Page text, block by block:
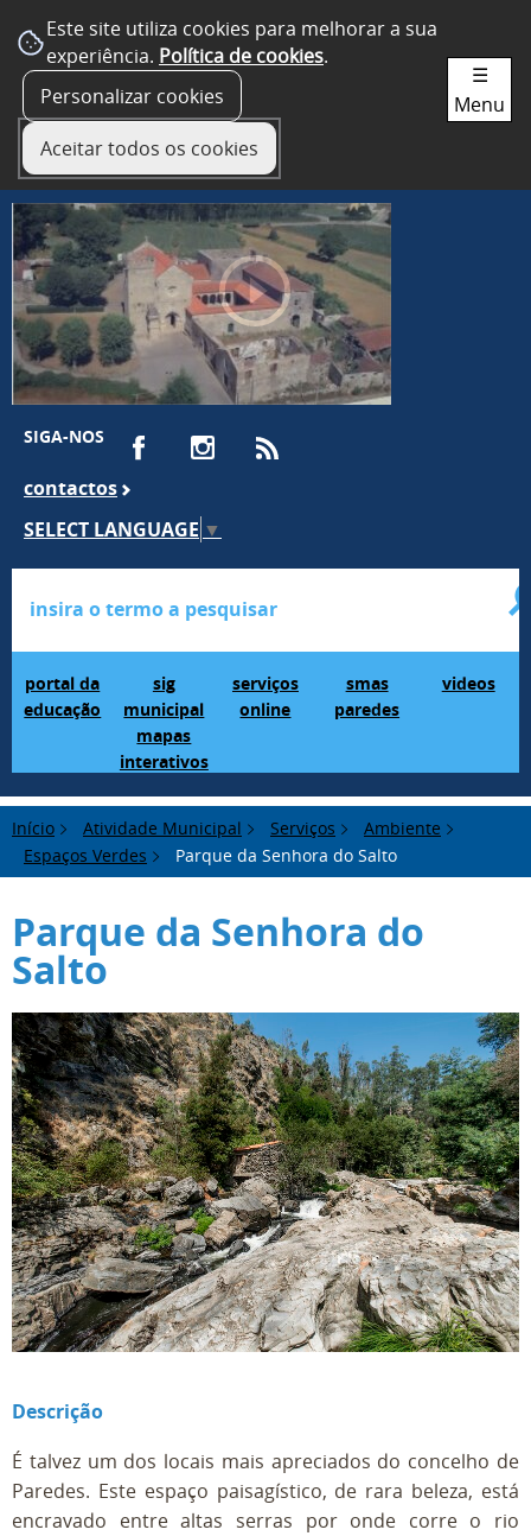
Este site utiliza cookies para melhorar a sua
experiência. Política de cookies.
Personalizar cookies
Aceitar todos os cookies
SIGA-NOS
contactos
SELECT LANGUAGE ▼
portal da
educação
sig
municipal
mapas
interativos
serviços
online
smas
paredes
videos
☰
Menu
Início Atividade Municipal Serviços
Ambiente
Espaços Verdes
Parque da Senhora do Salto
Parque da Senhora do
Salto
Descrição
É talvez um dos locais mais apreciados do concelho de
Paredes. Este espaço paisagístico, de rara beleza, está
encravado entre altas serras por onde corre o rio